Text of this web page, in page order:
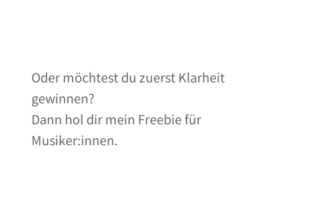
Oder möchtest du zuerst Klarheit
gewinnen?
Dann hol dir mein Freebie für
Musiker:innen.